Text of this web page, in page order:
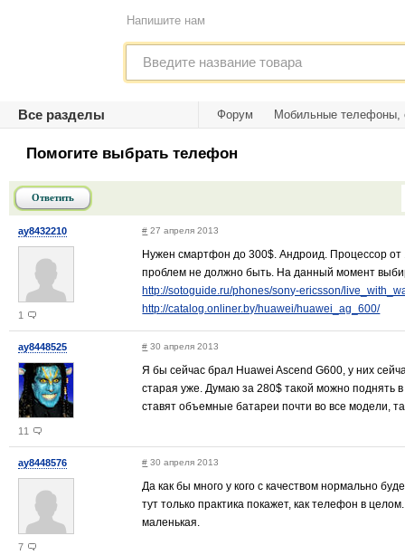
Напишите нам
Все разделы Форум Мобильные телефоны,
Помогите выбрать телефон
Ответить
ay8432210
1
# 27 апреля 2013
Нужен смартфон до 300$. Андроид. Процессор
проблем не должно быть. На данный момент
http://sotoguide.ru/phones/sony-ericsson/
http://catalog.onliner.by/huawei/huawei_ag_600/
ay8448525
11
# 30 апреля 2013
Я бы сейчас брал Huawei Ascend G600, у них
старая уже. Думаю за 280$ такой можно поднять
ставят объемные батареи почти во все модели,
ay8448576
7
# 30 апреля 2013
Да как бы много у кого с качеством нормально
тут только практика покажет, как телефон в
маленькая.